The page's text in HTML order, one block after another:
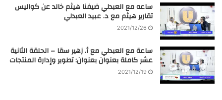
ساعه مع العبدلي ضيفنا هيثم خالد عن كواليس
تقارير هيثم مع د. عبيد العبدلي
2021/12/26
ساعة مع العبدلي مع أ. زهير سقا – الحلقة الثانية
عشر كاملة بعنوان بعنوان: تطوير وإدارة المنتجات
2021/12/19